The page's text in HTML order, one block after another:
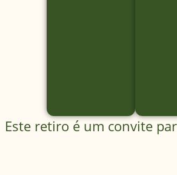
Este retiro é um convite